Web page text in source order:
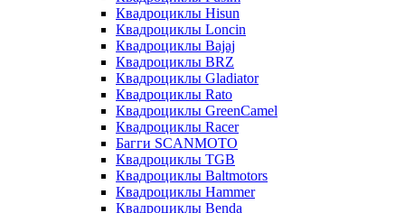
Квадроциклы Hisun
Квадроциклы Loncin
Квадроциклы Bajaj
Квадроциклы BRZ
Квадроциклы Gladiator
Квадроциклы Rato
Квадроциклы GreenCamel
Квадроциклы Racer
Багги SCANMOTO
Квадроциклы TGB
Квадроциклы Baltmotors
Квадроциклы Hammer
Квадроциклы Benda